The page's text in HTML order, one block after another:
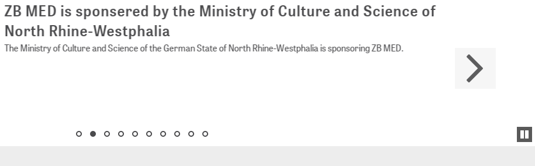
ZB MED is sponsered by the Ministry of Culture and Science of
North Rhine-Westphalia
The Ministry of Culture and Science of the German State of North Rhine-Westphalia is sponsoring ZB MED.